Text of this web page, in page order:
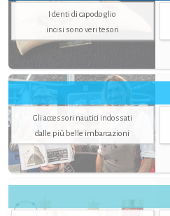
I denti di capodoglio
incisi sono veri tesori
Gli accessori nautici indossati
dalle più belle imbarcazioni